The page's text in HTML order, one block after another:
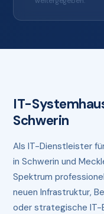
IT-
Schwerin
Als IT-Dienstleister
in Schwerin und
Spektrum
neuen Infrastruktur,
oder strategische IT-